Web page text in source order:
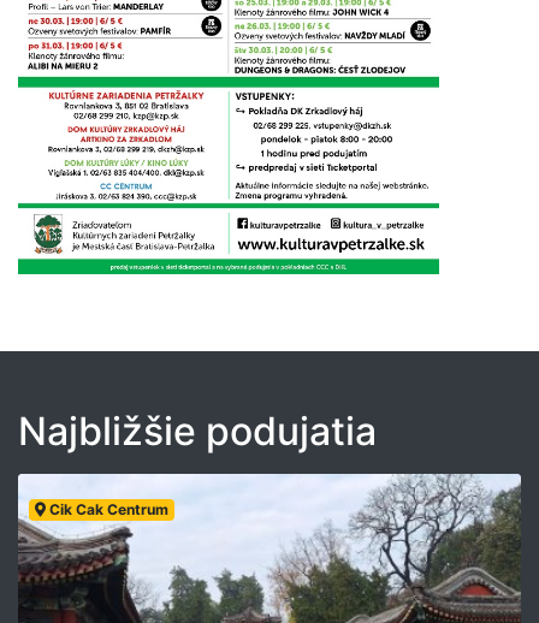
Najbližšie podujatia
Cik Cak Centrum